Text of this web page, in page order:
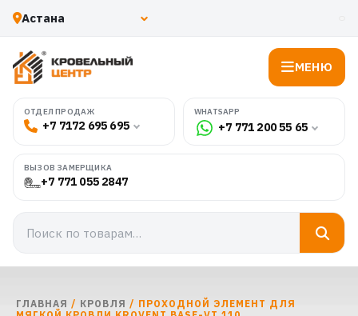
МЕНЮ
ОТДЕЛ ПРОДАЖ
+7 7172 695 695
WHATSAPP
+7 771 200 55 65
ВЫЗОВ ЗАМЕРЩИКА
+7 771 055 2847
ГЛАВНАЯ / КРОВЛЯ / ПРОХОДНОЙ ЭЛЕМЕНТ ДЛЯ